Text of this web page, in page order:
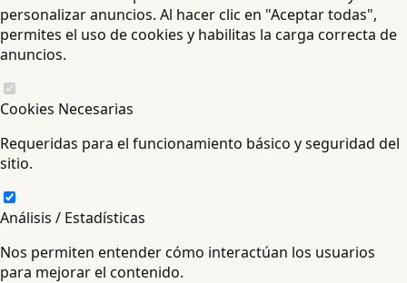
personalizar anuncios. Al hacer clic en "Aceptar todas",
permites el uso de cookies y habilitas la carga correcta de
anuncios.
Cookies Necesarias
Requeridas para el funcionamiento básico y seguridad del
sitio.
Análisis / Estadísticas
Nos permiten entender cómo interactúan los usuarios
para mejorar el contenido.